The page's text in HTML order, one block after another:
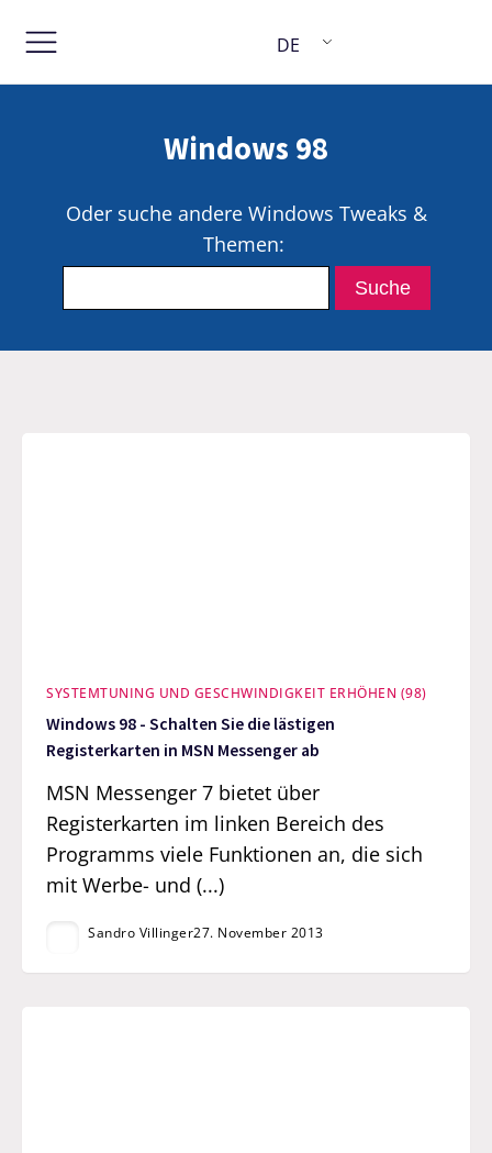
DE
Windows 98
Oder suche andere Windows Tweaks &
Themen:
SYSTEMTUNING UND GESCHWINDIGKEIT ERHÖHEN (98)
Windows 98 - Schalten Sie die lästigen
Registerkarten in MSN Messenger ab
MSN Messenger 7 bietet über
Registerkarten im linken Bereich des
Programms viele Funktionen an, die sich
mit Werbe- und (...)
Sandro Villinger27. November 2013